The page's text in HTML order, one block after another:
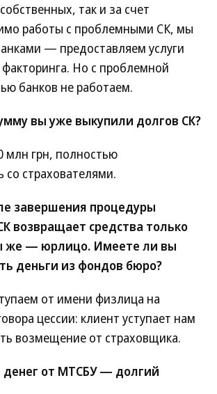
так и за счет
работы с проблемными СК, мы
— предоставляем услуги
факторинга. Но с проблемной
банков не работаем.
вы уже выкупили долгов СК?
млн грн, полностью
со страхователями.
завершения процедуры
возвращает средства только
же — юрлицо. Имеете ли вы
деньги из фондов бюро?
от имени физлица на
цессии: клиент уступает нам
возмещение от страховщика.
от МТСБУ — долгий